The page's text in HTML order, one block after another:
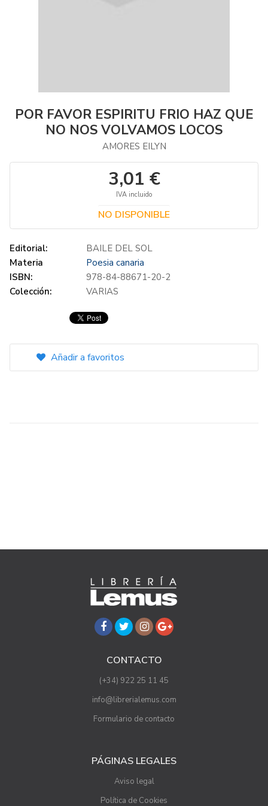
POR FAVOR ESPIRITU FRIO HAZ QUE
NO NOS VOLVAMOS LOCOS
AMORES EILYN
3,01 €
IVA incluido
NO DISPONIBLE
Editorial:
BAILE DEL SOL
Materia
Poesia canaria
ISBN:
978-84-88671-20-2
Colección:
VARIAS
Añadir a favoritos
CONTACTO
(+34) 922 25 11 45
info@librerialemus.com
Formulario de contacto
PÁGINAS LEGALES
Aviso legal
Política de Cookies